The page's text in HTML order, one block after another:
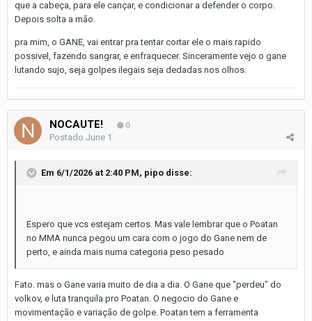
que a cabeça, para ele cançar, e condicionar a defender o corpo.
Depois solta a mão.
pra mim, o GANE, vai entrar pra tentar cortar ele o mais rapido
possivel, fazendo sangrar, e enfraquecer. Sinceramente vejo o gane
lutando sujo, seja golpes ilegais seja dedadas nos olhos.
NOCAUTE! 0
Postado June 1
Em 6/1/2026 at 2:40 PM, pipo disse:
Espero que vcs estejam certos. Mas vale lembrar que o Poatan
no MMA nunca pegou um cara com o jogo do Gane nem de
perto, e ainda mais numa categoria peso pesado
Fato. mas o Gane varia muito de dia a dia. O Gane que "perdeu" do
volkov, e luta tranquila pro Poatan. O negocio do Gane e
movimentação e variação de golpe. Poatan tem a ferramenta